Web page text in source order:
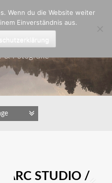
& Fotografie
"ARC STUDIO /
Wenn du die Website weiter
Einverständnis aus.